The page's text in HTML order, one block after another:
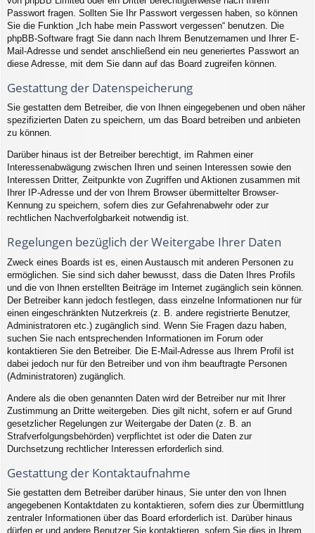
Passwort fragen. Sollten Sie Ihr Passwort vergessen haben, so können
Sie die Funktion „Ich habe mein Passwort vergessen“ benutzen. Die
phpBB-Software fragt Sie dann nach Ihrem Benutzernamen und Ihrer E-
Mail-Adresse und sendet anschließend ein neu generiertes Passwort an
diese Adresse, mit dem Sie dann auf das Board zugreifen können.
Gestattung der Datenspeicherung
Sie gestatten dem Betreiber, die von Ihnen eingegebenen und oben näher
spezifizierten Daten zu speichern, um das Board betreiben und anbieten
zu können.
Darüber hinaus ist der Betreiber berechtigt, im Rahmen einer
Interessenabwägung zwischen Ihren und seinen Interessen sowie den
Interessen Dritter, Zeitpunkte von Zugriffen und Aktionen zusammen mit
Ihrer IP-Adresse und der von Ihrem Browser übermittelter Browser-
Kennung zu speichern, sofern dies zur Gefahrenabwehr oder zur
rechtlichen Nachverfolgbarkeit notwendig ist.
Regelungen bezüglich der Weitergabe Ihrer Daten
Zweck eines Boards ist es, einen Austausch mit anderen Personen zu
ermöglichen. Sie sind sich daher bewusst, dass die Daten Ihres Profils
und die von Ihnen erstellten Beiträge im Internet zugänglich sein können.
Der Betreiber kann jedoch festlegen, dass einzelne Informationen nur für
einen eingeschränkten Nutzerkreis (z. B. andere registrierte Benutzer,
Administratoren etc.) zugänglich sind. Wenn Sie Fragen dazu haben,
suchen Sie nach entsprechenden Informationen im Forum oder
kontaktieren Sie den Betreiber. Die E-Mail-Adresse aus Ihrem Profil ist
dabei jedoch nur für den Betreiber und von ihm beauftragte Personen
(Administratoren) zugänglich.
Andere als die oben genannten Daten wird der Betreiber nur mit Ihrer
Zustimmung an Dritte weitergeben. Dies gilt nicht, sofern er auf Grund
gesetzlicher Regelungen zur Weitergabe der Daten (z. B. an
Strafverfolgungsbehörden) verpflichtet ist oder die Daten zur
Durchsetzung rechtlicher Interessen erforderlich sind.
Gestattung der Kontaktaufnahme
Sie gestatten dem Betreiber darüber hinaus, Sie unter den von Ihnen
angegebenen Kontaktdaten zu kontaktieren, sofern dies zur Übermittlung
zentraler Informationen über das Board erforderlich ist. Darüber hinaus
dürfen er und andere Benutzer Sie kontaktieren, sofern Sie dies in Ihrem